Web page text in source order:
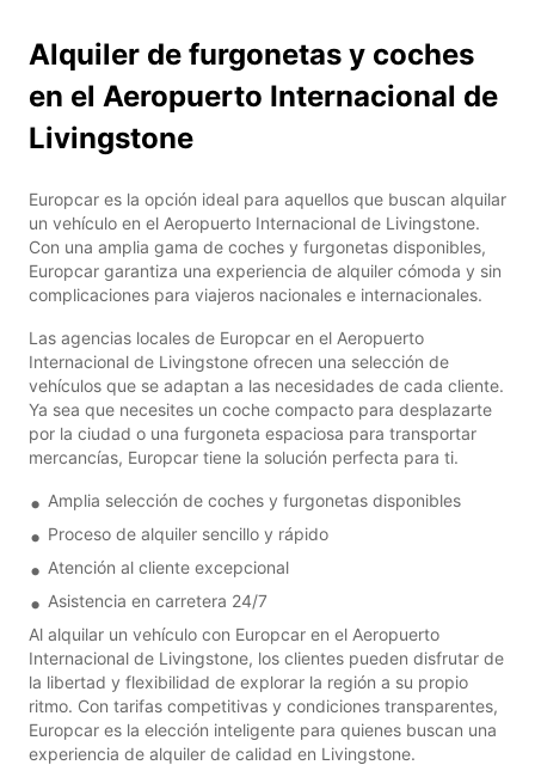
Alquiler de furgonetas y coches
en el Aeropuerto Internacional de
Livingstone
Europcar es la opción ideal para aquellos que buscan alquilar
un vehículo en el Aeropuerto Internacional de Livingstone.
Con una amplia gama de coches y furgonetas disponibles,
Europcar garantiza una experiencia de alquiler cómoda y sin
complicaciones para viajeros nacionales e internacionales.
Las agencias locales de Europcar en el Aeropuerto
Internacional de Livingstone ofrecen una selección de
vehículos que se adaptan a las necesidades de cada cliente.
Ya sea que necesites un coche compacto para desplazarte
por la ciudad o una furgoneta espaciosa para transportar
mercancías, Europcar tiene la solución perfecta para ti.
Amplia selección de coches y furgonetas disponibles
Proceso de alquiler sencillo y rápido
Atención al cliente excepcional
Asistencia en carretera 24/7
Al alquilar un vehículo con Europcar en el Aeropuerto
Internacional de Livingstone, los clientes pueden disfrutar de
la libertad y flexibilidad de explorar la región a su propio
ritmo. Con tarifas competitivas y condiciones transparentes,
Europcar es la elección inteligente para quienes buscan una
experiencia de alquiler de calidad en Livingstone.